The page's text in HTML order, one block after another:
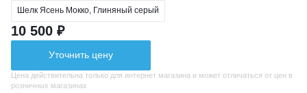
Шелк Ясень Мокко, Глиняный серый
10 500 ₽
Уточнить цену
Цена действительна только для интернет магазина и может отличаться от цен в
розничных магазинах